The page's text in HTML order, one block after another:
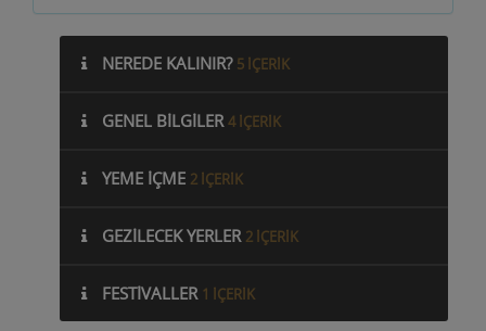
NEREDE KALINIR? 5 IÇERIK
GENEL BILGILER4 IÇERIK
YEME İÇME 2 IÇERIK
GEZILECEK YERLER 2 IÇERIK
FESTIVALLER 1 IÇERIK